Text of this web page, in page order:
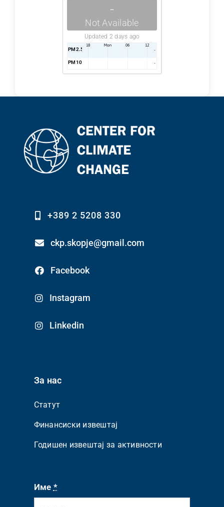
-
Not Available
Updated 2 days ago
PM2.5 AQI -
PM10 AQI -
+389 2 5208 330
ckp.skopje@gmail.com
Facebook
Instagram
Linkedin
За нас
Статут
Финансиски извештај
Годишен извештај за активности
Име *